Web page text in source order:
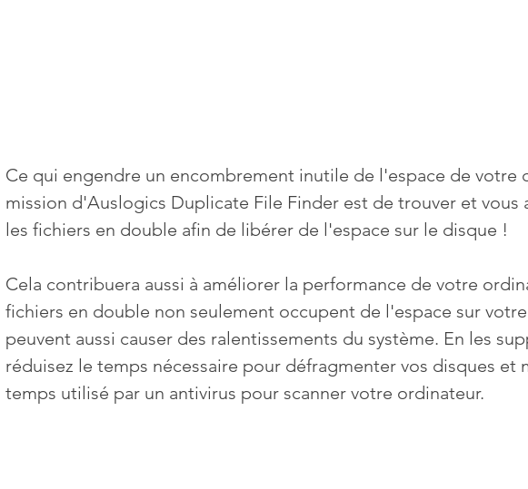
Ce qui engendre un encombrement inutile de l'espace de votre
mission d'Auslogics Duplicate File Finder est de trouver et vous
les fichiers en double afin de libérer de l'espace sur le disque !
Cela contribuera aussi à améliorer la performance de votre
fichiers en double non seulement occupent de l'espace sur
peuvent aussi causer des ralentissements du système. En les
réduisez le temps nécessaire pour défragmenter vos disques et
temps utilisé par un antivirus pour scanner votre ordinateur.